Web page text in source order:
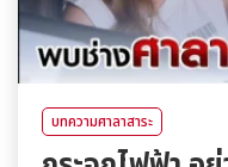
บทความศาลาสาระ